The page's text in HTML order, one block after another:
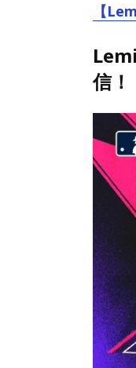
【
信！